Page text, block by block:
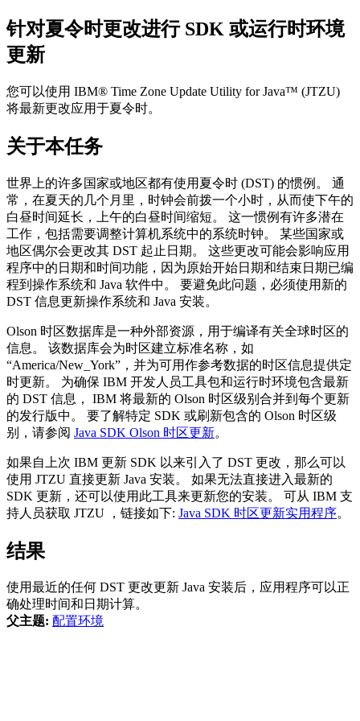
针对夏令时更改进行 SDK 或运行时环境
更新
您可以使用 IBM® Time Zone Update Utility for Java™ (JTZU)
将最新更改应用于夏令时。
关于本任务
世界上的许多国家或地区都有使用夏令时 (DST) 的惯例。 通
常，在夏天的几个月里，时钟会前拨一个小时，从而使下午的
白昼时间延长，上午的白昼时间缩短。 这一惯例有许多潜在
工作，包括需要调整计算机系统中的系统时钟。 某些国家或
地区偶尔会更改其 DST 起止日期。 这些更改可能会影响应用
程序中的日期和时间功能，因为原始开始日期和结束日期已编
程到操作系统和 Java 软件中。 要避免此问题，必须使用新的
DST 信息更新操作系统和 Java 安装。
Olson 时区数据库是一种外部资源，用于编译有关全球时区的
信息。 该数据库会为时区建立标准名称，如
“America/New_York”，并为可用作参考数据的时区信息提供定
时更新。 为确保 IBM 开发人员工具包和运行时环境包含最新
的 DST 信息， IBM 将最新的 Olson 时区级别合并到每个更新
的发行版中。 要了解特定 SDK 或刷新包含的 Olson 时区级
别，请参阅 Java SDK Olson 时区更新。
如果自上次 IBM 更新 SDK 以来引入了 DST 更改，那么可以
使用 JTZU 直接更新 Java 安装。 如果无法直接进入最新的
SDK 更新，还可以使用此工具来更新您的安装。 可从 IBM 支
持人员获取 JTZU ，链接如下: Java SDK 时区更新实用程序。
结果
使用最近的任何 DST 更改更新 Java 安装后，应用程序可以正
确处理时间和日期计算。
父主题: 配置环境